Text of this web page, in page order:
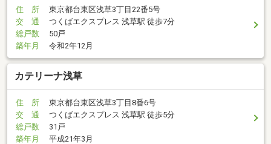
住 所
東京都台東区浅草3丁目22番5号
交 通
つくばエクスプレス 浅草駅 徒歩7分
総戸数
50戸
築年月
令和2年12月
カテリーナ浅草
住 所
東京都台東区浅草3丁目8番6号
交 通
つくばエクスプレス 浅草駅 徒歩5分
総戸数
31戸
築年月
平成21年3月